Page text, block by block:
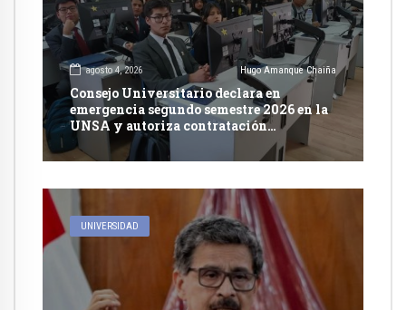
agosto 4, 2026 Hugo Amanque Chaiña
Consejo Universitario declara en
emergencia segundo semestre 2026 en la
UNSA y autoriza contratación
excepcional de docentes
UNIVERSIDAD